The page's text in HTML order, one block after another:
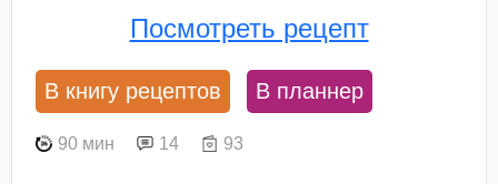
Посмотреть рецепт
В книгу рецептов В планнер
90 мин 14 93